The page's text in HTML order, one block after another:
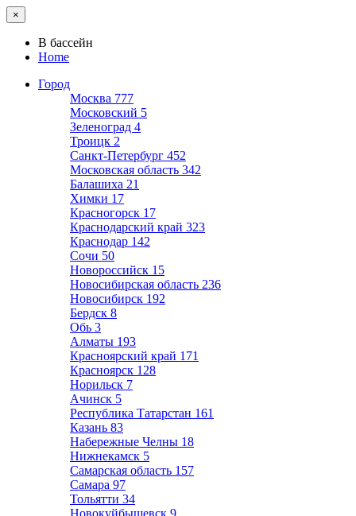
×
В бассейн
Home
Город
Москва 777
Московский 5
Зеленоград 4
Троицк 2
Санкт-Петербург 452
Московская область 342
Балашиха 21
Химки 17
Красногорск 17
Краснодарский край 323
Краснодар 142
Сочи 50
Новороссийск 15
Новосибирская область 236
Новосибирск 192
Бердск 8
Обь 3
Алматы 193
Красноярский край 171
Красноярск 128
Норильск 7
Ачинск 5
Республика Татарстан 161
Казань 83
Набережные Челны 18
Нижнекамск 5
Самарская область 157
Самара 97
Тольятти 34
Новокуйбышевск 9